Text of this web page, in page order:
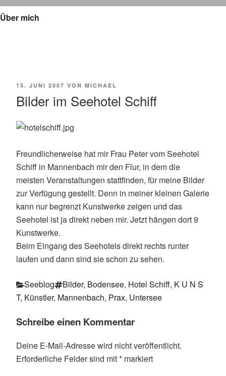
Über mich
VERÖFFENTLICHT
15. JUNI 2007 VON MICHAEL
Bilder im Seehotel Schiff
Freundlicherweise hat mir Frau Peter vom Seehotel
Schiff in Mannenbach mir den Flur, in dem die
meisten Veranstaltungen stattfinden, für meine Bilder
zur Verfügung gestellt. Denn in meiner kleinen Galerie
kann nur begrenzt Kunstwerke zeigen und das
Seehotel ist ja direkt neben mir. Jetzt hängen dort 9
Kunstwerke.
Beim Eingang des Seehotels direkt rechts runter
laufen und dann sind sie schon zu sehen.
Kategorien
Seeblog Schlagwörter
Bilder, Bodensee, Hotel Schiff, K U N S
T, Künstler, Mannenbach, Prax, Untersee
Schreibe einen Kommentar
Deine E-Mail-Adresse wird nicht veröffentlicht.
Erforderliche Felder sind mit* markiert